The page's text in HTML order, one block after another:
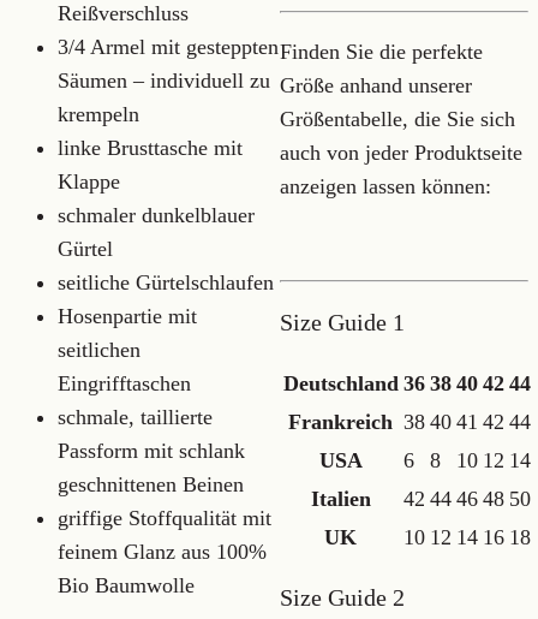
Finden Sie die perfekte
Größe anhand unserer
Größentabelle, die Sie sich
auch von jeder Produktseite
anzeigen lassen können:
Size Guide 1
Deutschland 36 38 40 42 44
Frankreich 38 40 41 42 44
USA
6 8 10 12 14
Italien
42 44 46 48 50
UK
10 12 14 16 18
Size Guide 2
Reißverschluss
3/4 Armel mit gesteppten
Säumen – individuell zu
krempeln
linke Brusttasche mit
Klappe
schmaler dunkelblauer
Gürtel
seitliche Gürtelschlaufen
Hosenpartie mit
seitlichen
Eingrifftaschen
schmale, taillierte
Passform mit schlank
geschnittenen Beinen
griffige Stoffqualität mit
feinem Glanz aus 100%
Bio Baumwolle